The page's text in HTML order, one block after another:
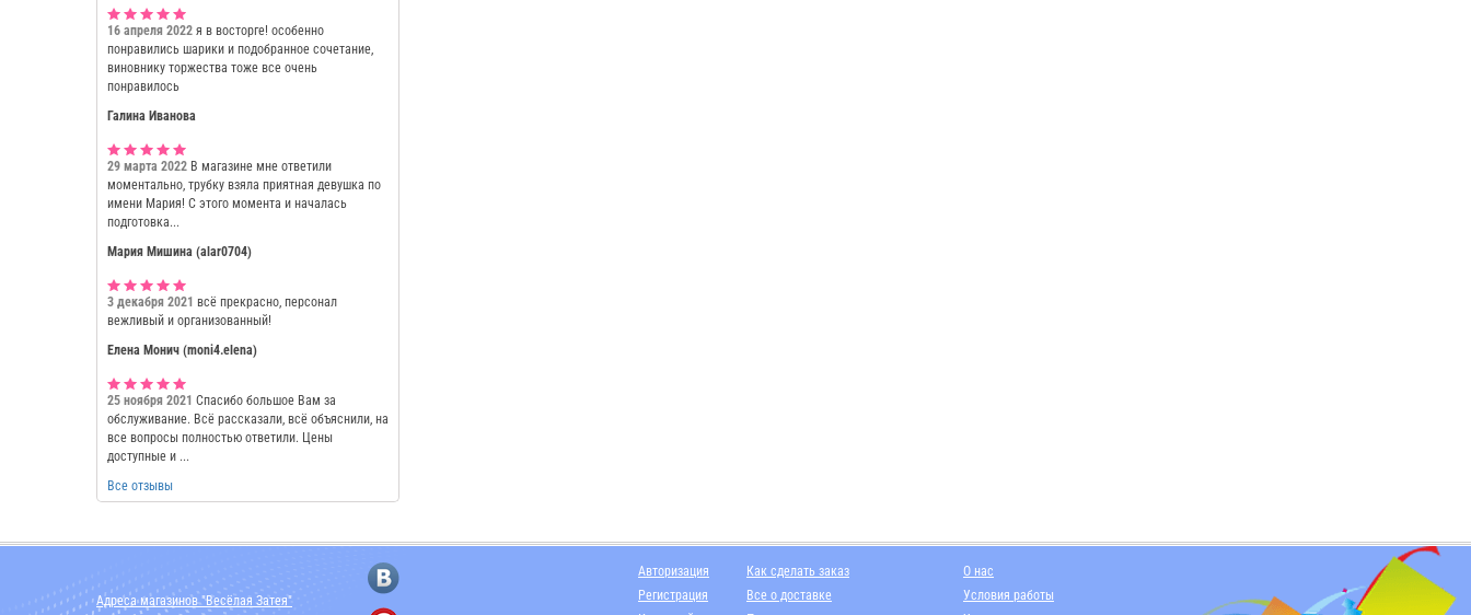
16 апреля 2022 я в восторге! особенно
понравились шарики и подобранное сочетание,
виновнику торжества тоже все очень
понравилось
Галина Иванова
29 марта 2022 В магазине мне ответили
моментально, трубку взяла приятная девушка по
имени Мария! С этого момента и началась
подготовка...
Мария Мишина (alar0704)
3 декабря 2021 всё прекрасно, персонал
вежливый и организованный!
Елена Монич (moni4.elena)
25 ноября 2021 Спасибо большое Вам за
обслуживание. Всё рассказали, всё объяснили, на
все вопросы полностью ответили. Цены
доступные и ...
Все отзывы
Адреса магазинов "Весёлая Затея"
Авторизация
Регистрация
Как сделать заказ
Все о доставке
О нас
Условия работы